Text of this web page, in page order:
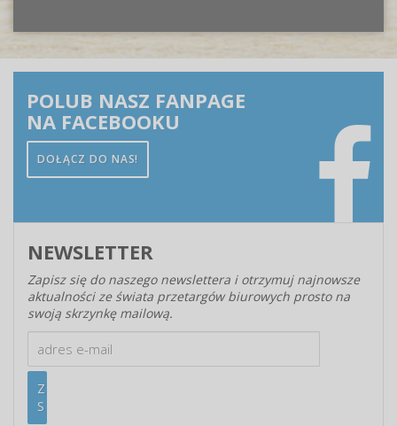
POLUB NASZ FANPAGE
NA FACEBOOKU
DOŁĄCZ DO NAS!
NEWSLETTER
Zapisz się do naszego newslettera i otrzymuj najnowsze
aktualności ze świata przetargów biurowych prosto na
swoją skrzynkę mailową.